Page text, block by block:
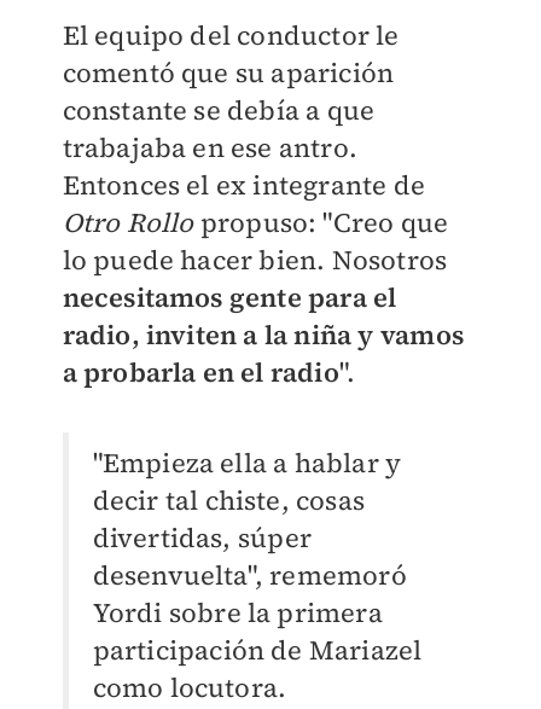
El equipo del conductor le
comentó que su aparición
constante se debía a que
trabajaba en ese antro.
Entonces el ex integrante de
Otro Rollopropuso: "Creo que
lo puede hacer bien. Nosotros
necesitamos gente para el
radio, inviten a la niña y vamos
a probarla en el radio".
"Empieza ella a hablar y
decir tal chiste, cosas
divertidas, súper
desenvuelta", rememoró
Yordi sobre la primera
participación de Mariazel
como locutora.